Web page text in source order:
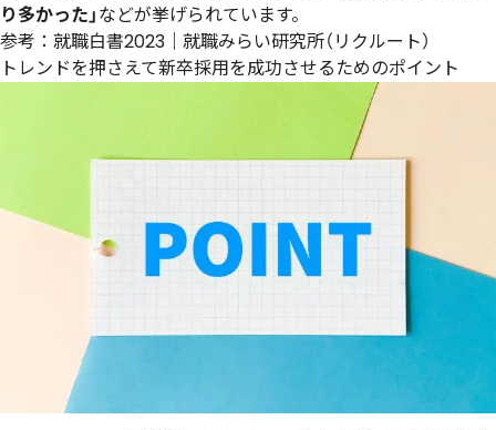
り多かった」などが挙げられています。
参考： 就職白書2023｜就職みらい研究所（リクルート）
トレンドを押さえて新卒採用を成功させるためのポイント